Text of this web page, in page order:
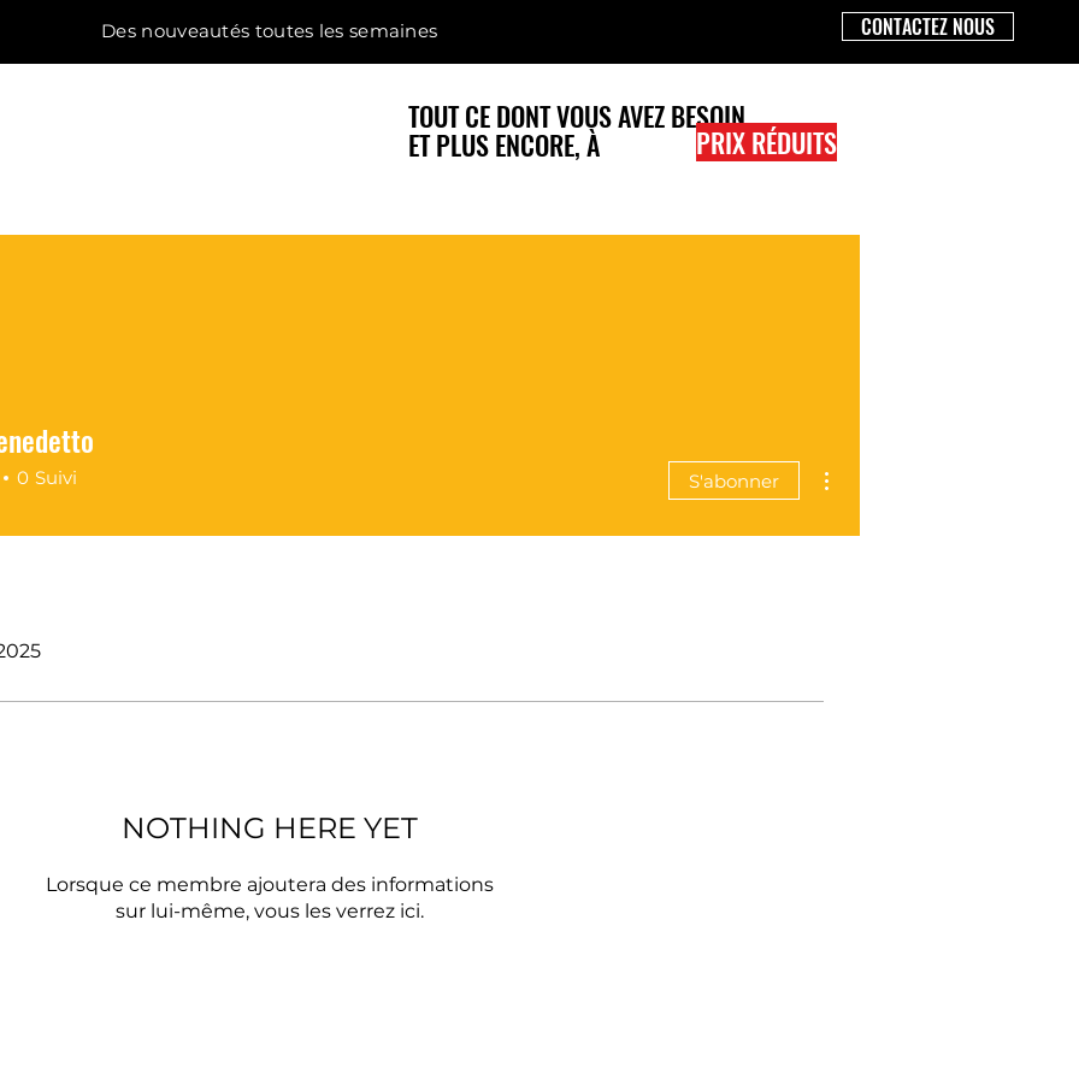
Des nouveautés toutes les semaines CONTACTEZ NOUS
TOUT CE DONT VOUS AVEZ BESOIN
ET PLUS ENCORE,À PRIX RÉDUITS
NOTHING HERE YET
Lorsque ce membre ajoutera des informations
sur lui-même, vous les verrez ici.
0 Suivi S'abonner